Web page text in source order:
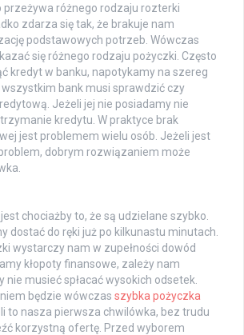
przeżywa różnego rodzaju rozterki
zdarza się tak, że brakuje nam
podstawowych potrzeb. Wówczas
się różnego rodzaju pożyczki. Często
kredyt w banku, napotykamy na szereg
bank musi sprawdzić czy
Jeżeli jej nie posiadamy nie
kredytu. W praktyce brak
jest problemem wielu osób. Jeżeli jest
dobrym rozwiązaniem może
chociażby to, że są udzielane szybko.
dostać do ręki już po kilkunastu minutach.
wystarczy nam w zupełności dowód
kłopoty finansowe, zależy nam
nie musieć spłacać wysokich odsetek.
będzie wówczas szybka pożyczka
to nasza pierwsza chwilówka, bez trudu
korzystną ofertę. Przed wyborem